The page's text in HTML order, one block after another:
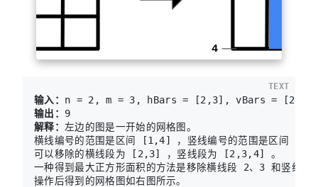
输入：
输出：
解释： 左边的图是一开始的网格图。
横线编号的范围是区间 [1,4] ，竖线编号的范围是区间
可以移除的横线段为 [2,3] ，竖线段为 [2,3,4] 。
一种得到最大正方形面积的方法是移除横线段 2、3 和竖线
操作后得到的网格图如右图所示。
TEXT